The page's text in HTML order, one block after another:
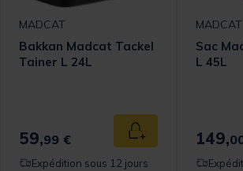
panier
MADCAT
Bakkan Madcat Tackel
Tainer L 24L
59,99 € Ajouter au panier
Expédition sous 12 jours
MADCAT
Sac
L 45L
149,